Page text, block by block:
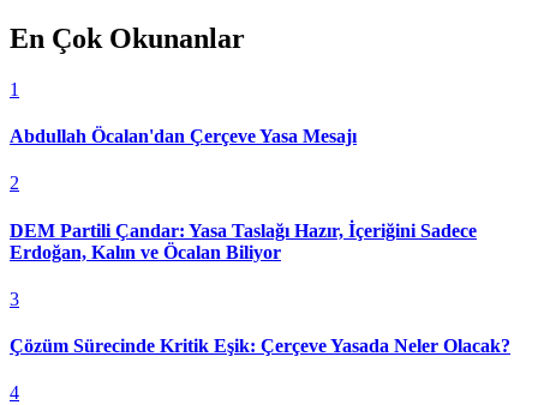
En Çok Okunanlar
1
Abdullah Öcalan'dan Çerçeve Yasa Mesajı
2
DEM Partili Çandar: Yasa Taslağı Hazır, İçeriğini Sadece
Erdoğan, Kalın ve Öcalan Biliyor
3
Çözüm Sürecinde Kritik Eşik: Çerçeve Yasada Neler Olacak?
4